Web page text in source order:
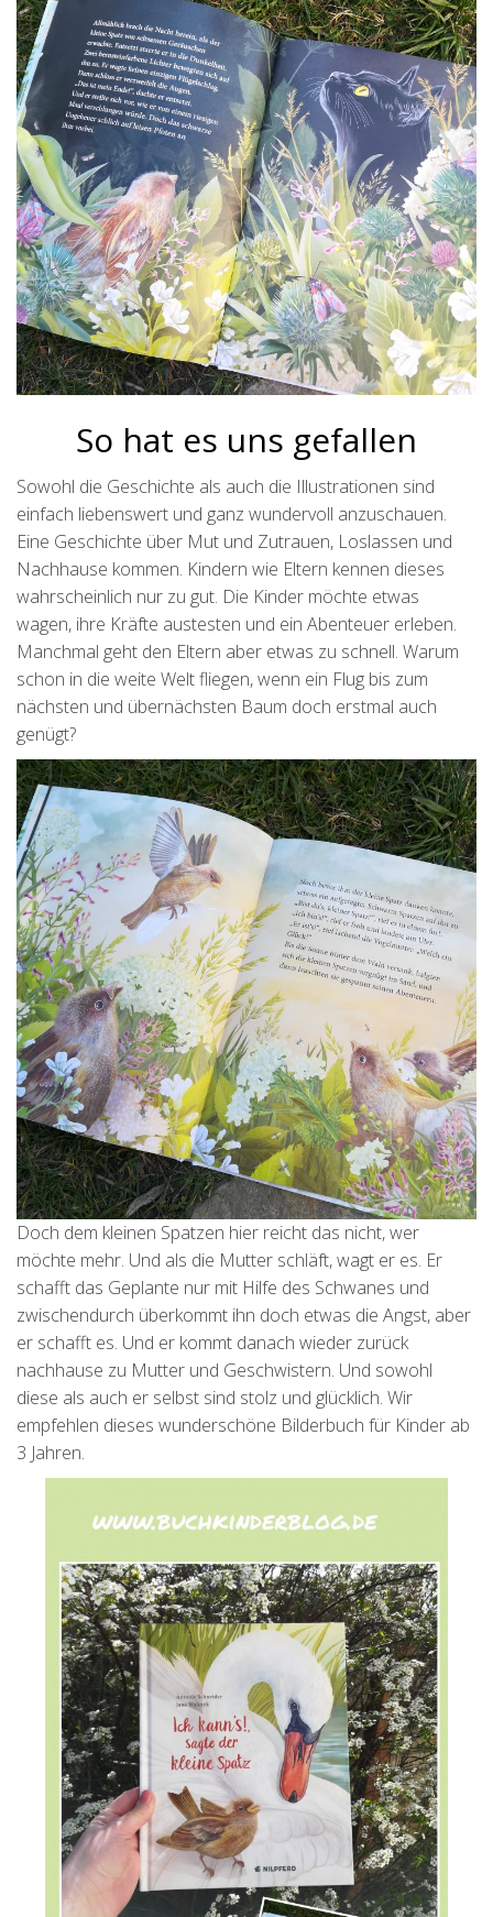
So hat es uns gefallen
Sowohl die Geschichte als auch die Illustrationen sind
einfach liebenswert und ganz wundervoll anzuschauen.
Eine Geschichte über Mut und Zutrauen, Loslassen und
Nachhause kommen. Kindern wie Eltern kennen dieses
wahrscheinlich nur zu gut. Die Kinder möchte etwas
wagen, ihre Kräfte austesten und ein Abenteuer erleben.
Manchmal geht den Eltern aber etwas zu schnell. Warum
schon in die weite Welt fliegen, wenn ein Flug bis zum
nächsten und übernächsten Baum doch erstmal auch
genügt?
Doch dem kleinen Spatzen hier reicht das nicht, wer
möchte mehr. Und als die Mutter schläft, wagt er es. Er
schafft das Geplante nur mit Hilfe des Schwanes und
zwischendurch überkommt ihn doch etwas die Angst, aber
er schafft es. Und er kommt danach wieder zurück
nachhause zu Mutter und Geschwistern. Und sowohl
diese als auch er selbst sind stolz und glücklich. Wir
empfehlen dieses wunderschöne Bilderbuch für Kinder ab
3 Jahren.